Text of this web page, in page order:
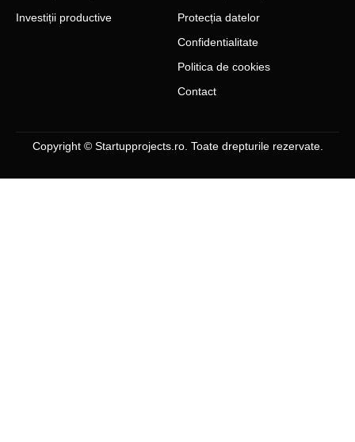
Investiții productive
Protecția datelor
Confidentialitate
Politica de cookies
Contact
Copyright © Startupprojects.ro. Toate drepturile rezervate.